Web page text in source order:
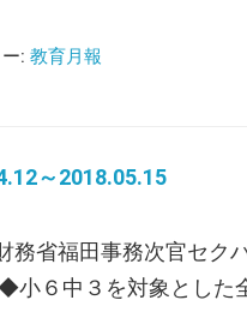
: 教育月報
～2018.05.15
務省福田事務次官セク
小６中３を対象とし